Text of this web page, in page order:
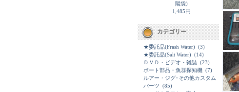
陽袋)
1,485円
カテゴリー
★委託品(Frash Water) (3)
★委託品(Salt Water) (14)
ＤＶＤ・ビデオ・雑誌 (23)
ボート部品・魚群探知機 (7)
ルアー・ジグ･その他カスタム
パーツ (85)